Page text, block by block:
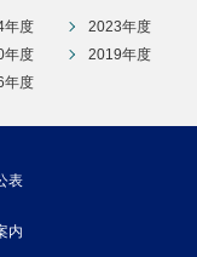
年度
2023年度
年度
2019年度
年度
表
内